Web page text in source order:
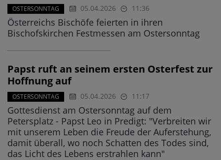
OSTERSONNTAG 05.04.2026 11:36
Österreichs Bischöfe feierten in ihren
Bischofskirchen Festmessen am Ostersonntag
Papst ruft an seinem ersten Osterfest zur
Hoffnung auf
OSTERSONNTAG 05.04.2026 11:17
Gottesdienst am Ostersonntag auf dem
Petersplatz - Papst Leo in Predigt: "Verbreiten wir
mit unserem Leben die Freude der Auferstehung,
damit überall, wo noch Schatten des Todes sind,
das Licht des Lebens erstrahlen kann"